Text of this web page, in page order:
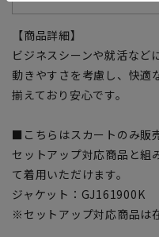
【商品詳細】
ビジネスシーンや就活など
動きやすさを考慮し、快適
揃えており安心です。
■こちらはスカートのみ販
セットアップ対応商品と組
て着用いただけます。
ジャケット：GJ161900K
※セットアップ対応商品は